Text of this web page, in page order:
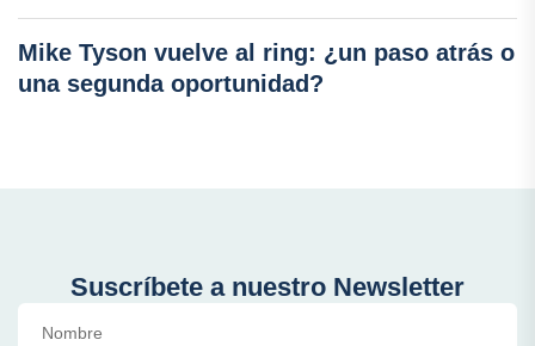
Mike Tyson vuelve al ring: ¿un paso atrás o
una segunda oportunidad?
Suscríbete a nuestro Newsletter